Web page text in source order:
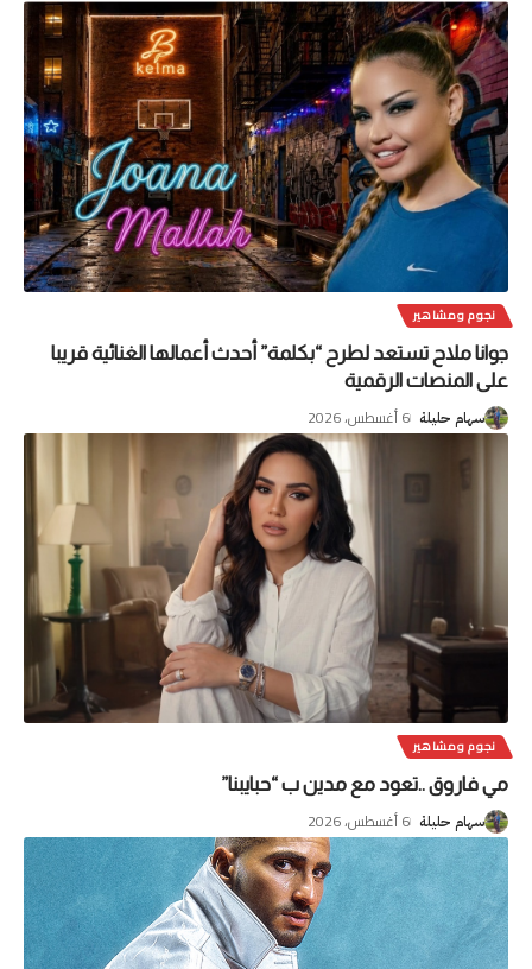
نجوم ومشاهير
جوانا ملاح تستعد لطرح “بكلمة” أحدث أعمالها الغنائية قريبا
على المنصات الرقمية
سهام حليلة 6 أغسطس، 2026
نجوم ومشاهير
مي فاروق ..تعود مع مدين ب “حبايبنا”
سهام حليلة 6 أغسطس، 2026